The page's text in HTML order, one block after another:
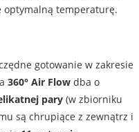
optymalną temperaturę.
gotowanie w zakresie
360° Air Flowdba o
pary(w zbiorniku
są chrupiące z zewnątrz i